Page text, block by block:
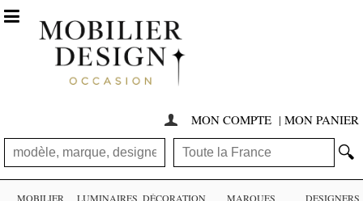
 MON COMPTE | MON PANIER
🔍

MOBILIER LUMINAIRES DÉCORATION MARQUES DESIGNERS